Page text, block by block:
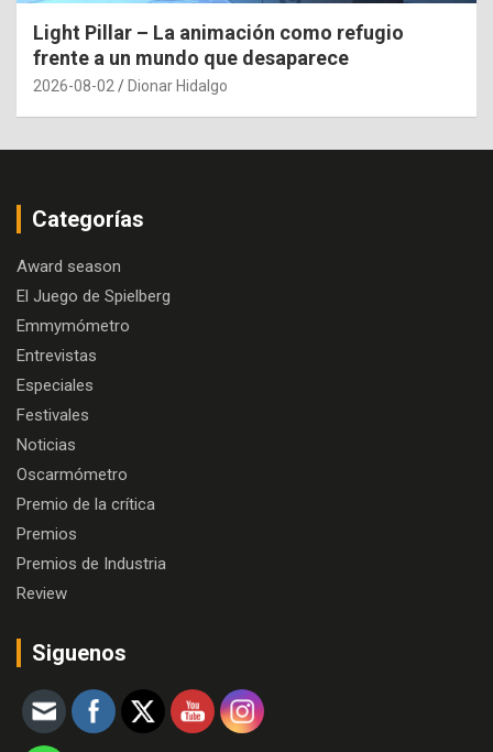
Light Pillar – La animación como refugio
frente a un mundo que desaparece
2026-08-02 Dionar Hidalgo
Categorías
Award season
El Juego de Spielberg
Emmymómetro
Entrevistas
Especiales
Festivales
Noticias
Oscarmómetro
Premio de la crítica
Premios
Premios de Industria
Review
Siguenos